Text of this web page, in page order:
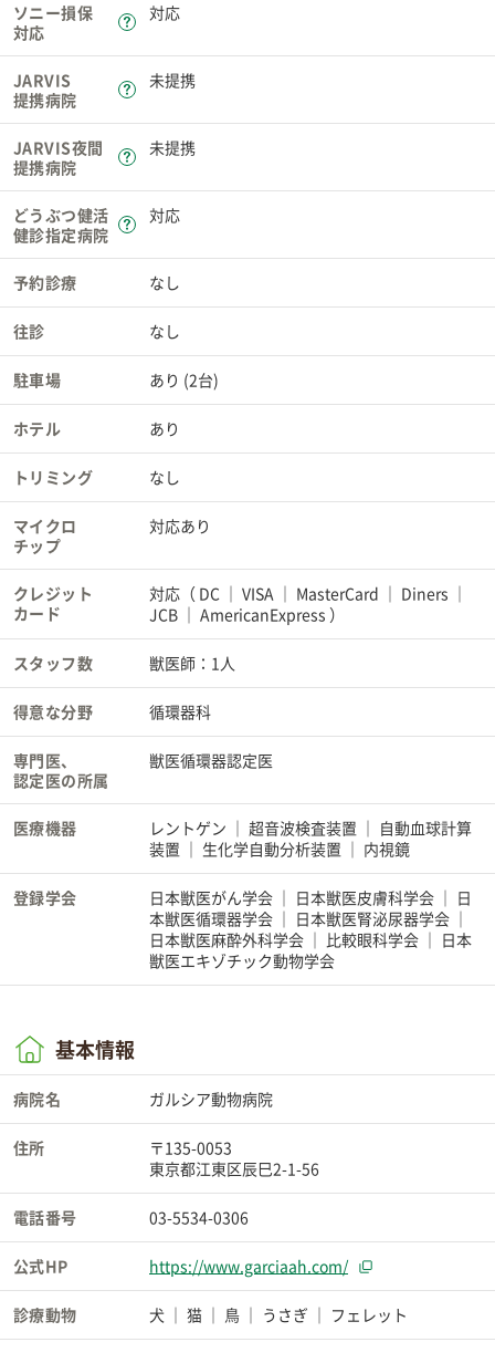
ソニー損保
対応
対応
JARVIS
提携病院
未提携
JARVIS夜間
提携病院
未提携
どうぶつ健活
健診指定病院
対応
予約診療 なし
往診 なし
駐車場 あり (2台)
ホテル あり
トリミング なし
マイクロ
チップ
対応あり
クレジット
カード
対応（ DC VISA MasterCard
Diners
JCB
AmericanExpress ）
スタッフ数 獣医師：1人
得意な分野 循環器科
専門医、
認定医の所属
獣医循環器認定医
医療機器 レントゲン 超音波検査装置
自動血球計算
装置
生化学自動分析装置 内視鏡
登録学会 日本獣医がん学会 日本獣医皮膚科学会
日
本獣医循環器学会
日本獣医腎泌尿器学会
日本獣医麻酔外科学会
比較眼科学会
日本
獣医エキゾチック動物学会
基本情報
病院名 ガルシア動物病院
住所
〒135-0053
東京都江東区辰巳2-1-56
電話番号 03-5534-0306
公式HP https://www.garciaah.com/
診療動物 犬 猫 鳥 うさぎ フェレット